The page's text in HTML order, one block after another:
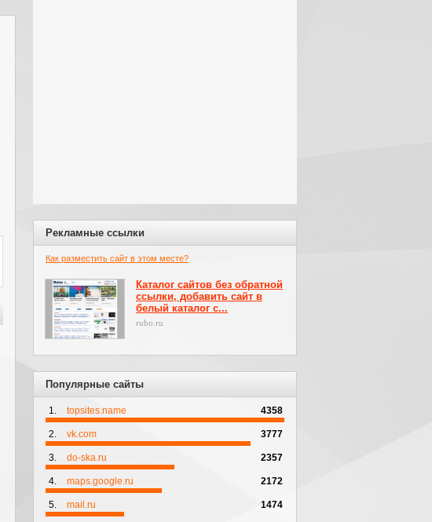
Рекламные ссылки
Как разместить сайт в этом месте?
Каталог сайтов без обратной
ссылки, добавить сайт в
белый каталог с...
rubo.ru
Популярные сайты
1. topsites.name 4358
2. vk.com 3777
3. do-ska.ru 2357
4. maps.google.ru 2172
5. mail.ru 1474